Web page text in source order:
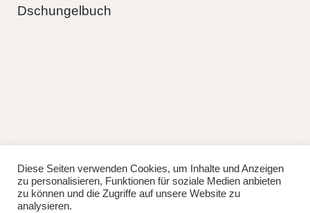
Dschungelbuch
fb instag
© 2026Lisa Manhuru. Powered byWordPress
Theme: Weta vonElmastudio.
Diese Seiten verwenden Cookies, um Inhalte und Anzeigen
zu personalisieren, Funktionen für soziale Medien anbieten
zu können und die Zugriffe auf unsere Website zu
analysieren.